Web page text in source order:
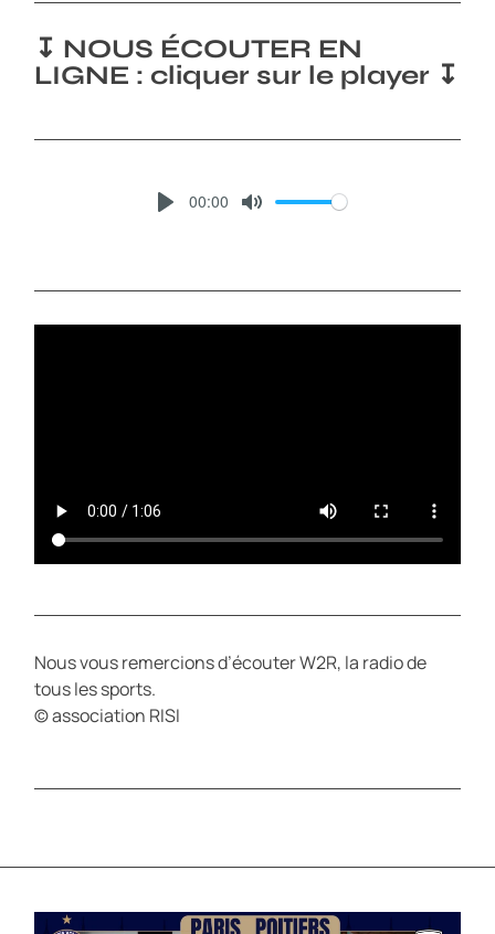
↧ NOUS ÉCOUTER EN
LIGNE : cliquer sur le player ↧
A
00:00
T
Nous vous remercions d’écouter W2R, la radio de
tous les sports.
© association RISI